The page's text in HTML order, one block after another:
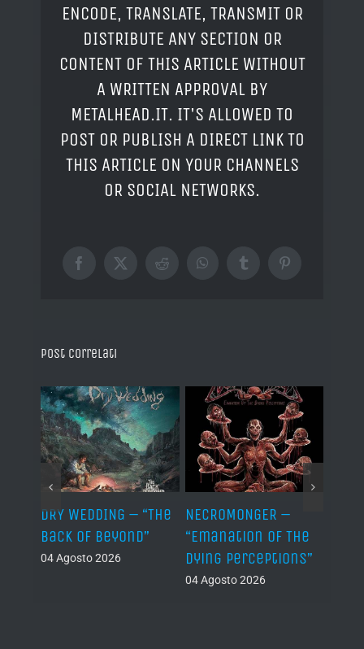
ENCODE, TRANSLATE, TRANSMIT OR
DISTRIBUTE ANY SECTION OR
CONTENT OF THIS ARTICLE WITHOUT
A WRITTEN APPROVAL BY
METALHEAD.IT. IT'S ALLOWED TO
POST OR PUBLISH A DIRECT LINK TO
THIS ARTICLE ON YOUR CHANNELS
OR SOCIAL NETWORKS.
Facebook
X RedditWhatsAppTumblrPinterest
Post correlati
DRY WEDDING – “The
Back Of Beyond”
04 Agosto 2026
NECROMONGER –
“Emanation Of The
Dying Perceptions”
04 Agosto 2026